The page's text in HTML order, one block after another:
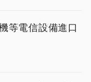
等電信設備進口